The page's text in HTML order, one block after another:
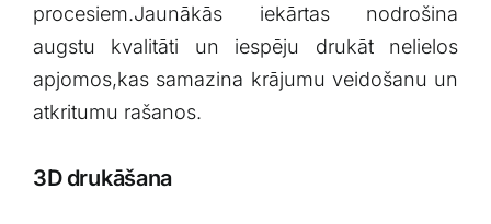
procesiem.Jaunākās ​iekārtas nodrošina
augstu kvalitāti un iespēju drukāt nelielos
apjomos,kas samazina ‌krājumu veidošanu un
atkritumu rašanos.
3D ⁢drukāšana